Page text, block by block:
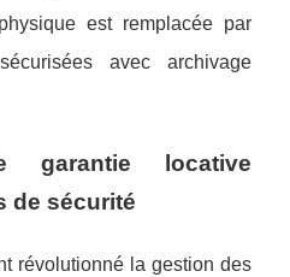
est remplacée par
avec archivage
garantie locative
de sécurité
révolutionné la gestion des